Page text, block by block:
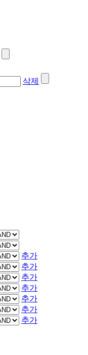
삭제
추가
추가
추가
추가
추가
추가
추가